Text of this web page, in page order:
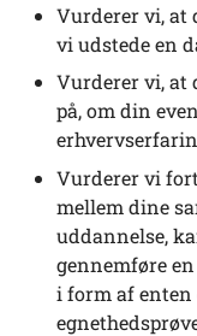
Vurderer vi, at
vi udstede en
Vurderer vi, at
på, om din
Vurderer vi
mellem dine
uddannelse,
gennemføre
i form af enten